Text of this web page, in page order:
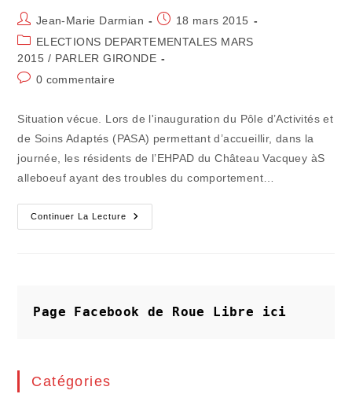
Auteur/autrice
de
la
Jean-Marie Darmian
Publication
publiée :
18 mars 2015
Post
category:
ELECTIONS DEPARTEMENTALES MARS
2015 / PARLER GIRONDE
Commentaires
0 commentaire
Situation vécue. Lors de l'inauguration du Pôle d’Activités et
de Soins Adaptés (PASA) permettant d’accueillir, dans la
journée, les résidents de l’EHPAD du Château Vacquey àS
alleboeuf ayant des troubles du comportement…
Continuer La Lecture
CANTONALES
–
Page Facebook de Roue Libre ici
Catégories